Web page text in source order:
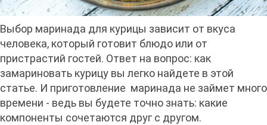
Выбор маринада для курицы зависит от вкуса
человека, который готовит блюдо или от
пристрастий гостей. Ответ на вопрос: как
замариновать курицу вы легко найдете в этой
статье. И приготовление маринада не займет много
времени - ведь вы будете точно знать: какие
компоненты сочетаются друг с другом.